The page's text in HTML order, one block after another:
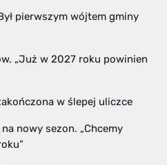
pierwszym wójtem gminy
„Już w 2027 roku powinien
w ślepej uliczce
nowy sezon. „Chcemy